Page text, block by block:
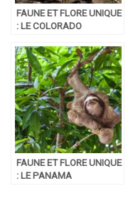
FAUNE ET FLORE UNIQUE
: LE COLORADO
FAUNE ET FLORE UNIQUE
: LE PANAMA